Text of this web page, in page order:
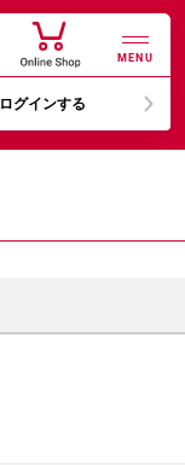
MENU
ログインする